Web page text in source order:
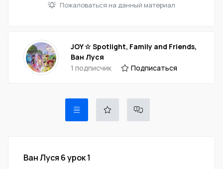
Пожаловаться на данный материал
JOY ☆ Spotlight, Family and Friends,
Ван Луся
1 подписчик
Подписаться
Ван Луся 6 урок 1